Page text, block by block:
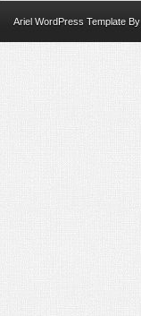
Ariel WordPress Template By